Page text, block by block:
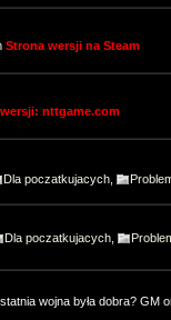
Strona wersji na Steam
nttgame.com
Dla poczatkujacych
Dla poczatkujacych
wojna była dobra?
bo
app/